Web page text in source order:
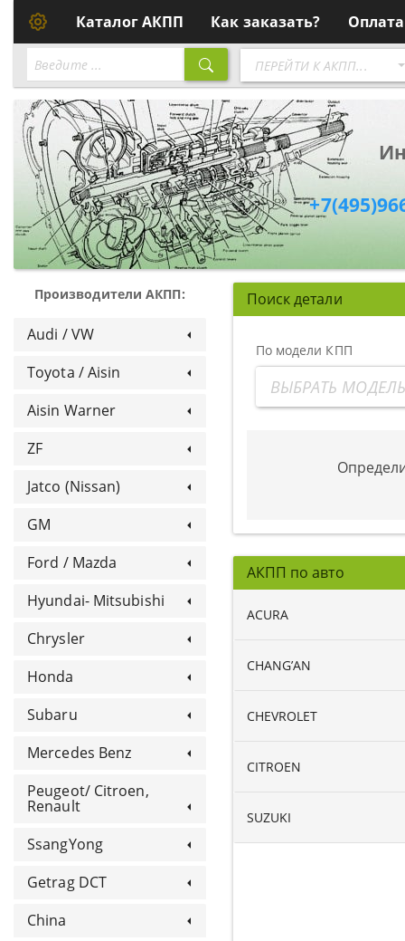
Каталог АКПП Как заказать?
Перейти
к
АКПП
ПЕРЕЙТИ К АКПП...
Производители АКПП:
Audi / VW
Toyota / Aisin
Aisin Warner
ZF
Jatco (Nissan)
GM
Ford / Mazda
Hyundai- Mitsubishi
Chrysler
Honda
Subaru
Mercedes Benz
Peugeot/ Citroen,
Renault
SsangYong
Getrag DCT
China
Поиск детали
По модели КПП
ВЫБРАТЬ
АКПП по авто
ACURA
CHANG’AN
CHEVROLET
CITROEN
SUZUKI